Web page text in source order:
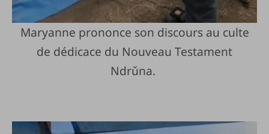
Maryanne prononce son discours au culte
de dédicace du Nouveau Testament
Ndrǔna.